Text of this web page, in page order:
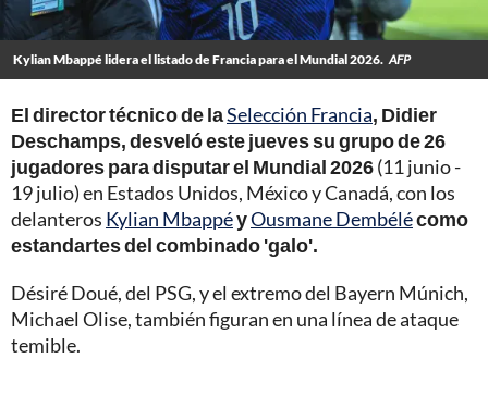
Kylian Mbappé lidera el listado de Francia para el Mundial 2026. AFP
El director técnico de laSelección Francia, Didier
Deschamps, desveló este jueves su grupo de 26
jugadores para disputar el Mundial 2026(11 junio -
19 julio) en Estados Unidos, México y Canadá, con los
delanteros Kylian MbappéyOusmane Dembélécomo
estandartes del combinado 'galo'.
Désiré Doué, del PSG, y el extremo del Bayern Múnich,
Michael Olise, también figuran en una línea de ataque
temible.